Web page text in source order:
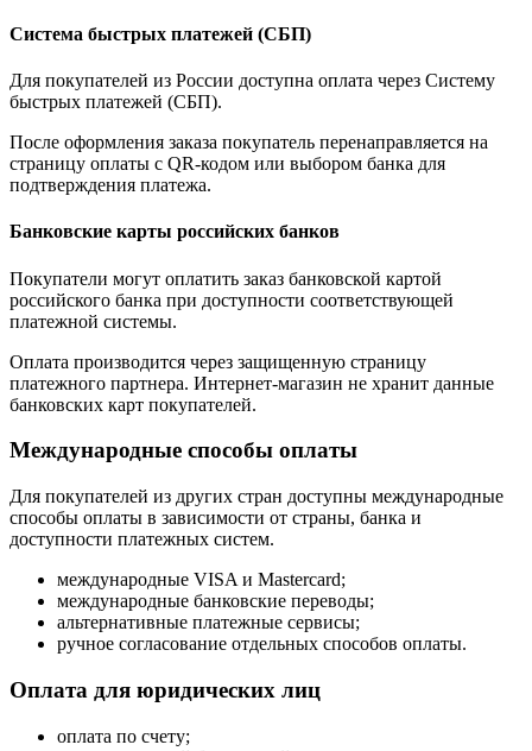
Система быстрых платежей (СБП)
Для покупателей из России доступна оплата через Систему
быстрых платежей (СБП).
После оформления заказа покупатель перенаправляется на
страницу оплаты с QR-кодом или выбором банка для
подтверждения платежа.
Банковские карты российских банков
Покупатели могут оплатить заказ банковской картой
российского банка при доступности соответствующей
платежной системы.
Оплата производится через защищенную страницу
платежного партнера. Интернет-магазин не хранит данные
банковских карт покупателей.
Международные способы оплаты
Для покупателей из других стран доступны международные
способы оплаты в зависимости от страны, банка и
доступности платежных систем.
международные VISA и Mastercard;
международные банковские переводы;
альтернативные платежные сервисы;
ручное согласование отдельных способов оплаты.
Оплата для юридических лиц
оплата по счету;